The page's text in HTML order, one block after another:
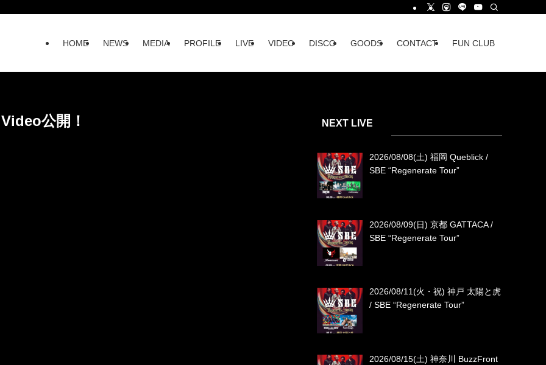
HOME NEWS MEDIA PROFILE LIVE VIDEO DISCO GOODS CONTACT FUN CLUB
公開！ NEXT LIVE
2026/08/08(土) 福岡 Queblick /
SBE “Regenerate Tour”
2026/08/09(日) 京都 GATTACA /
SBE “Regenerate Tour”
2026/08/11(火・祝) 神戸 太陽と虎
/ SBE “Regenerate Tour”
2026/08/15(土) 神奈川 BuzzFront